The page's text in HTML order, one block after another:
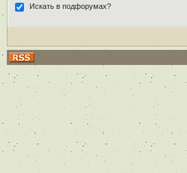
Искать в подфорумах?